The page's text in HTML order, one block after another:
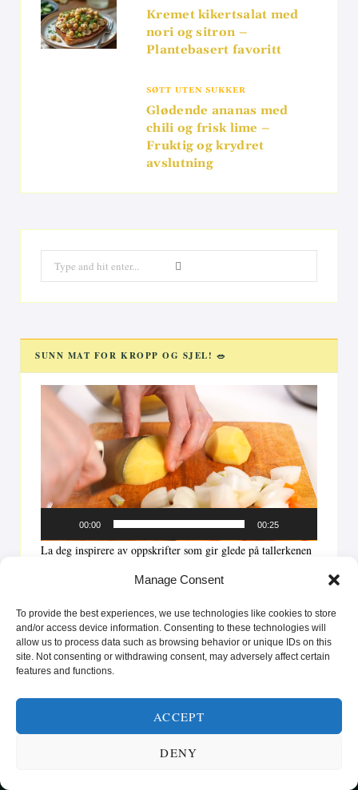
Manage Consent
To provide the best experiences, we use technologies like cookies to store
and/or access device information. Consenting to these technologies will
allow us to process data such as browsing behavior or unique IDs on this
site. Not consenting or withdrawing consent, may adversely affect certain
features and functions.
ACCEPT
DENY
Kremet kikertsalat med
nori og sitron –
Plantebasert favoritt
SØTT UTEN SUKKER
Glødende ananas med
chili og frisk lime –
Fruktig og krydret
avslutning
for:
SUNN MAT FOR KROPP OG SJEL! 🥗
Videoavspiller
00:00 00:25
La deg inspirere av oppskrifter som gir glede på tallerkenen
eller vil prøve noe nytt, er vi her for å hjelpe deg med å nå
dine helse- og livsstilsmål.”